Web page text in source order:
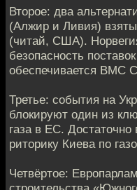
Второе: два
(Алжир и Ливия)
(читай, США).
безопасность
обеспечивается ВМС
Третье: события на
блокируют один из
газа в ЕС.
риторику Киева по
Четвёртое: